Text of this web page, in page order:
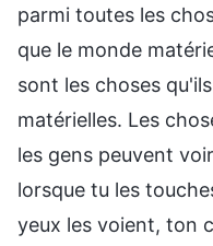
parmi toutes les
que le monde
sont les choses
matérielles. Les
les gens peuvent
lorsque tu les
yeux les voient, ton